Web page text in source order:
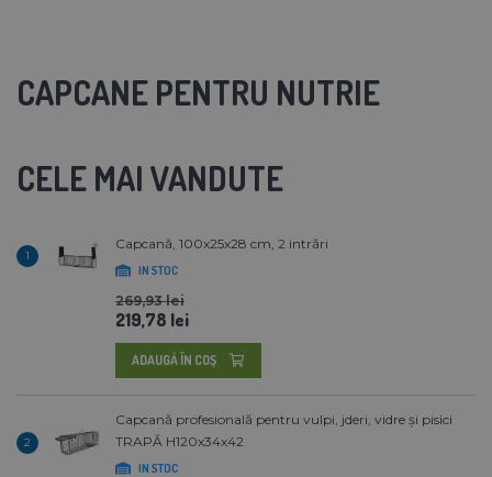
CAPCANE PENTRU NUTRIE
CELE MAI VANDUTE
1
Capcană, 100x25x28 cm, 2 intrări
IN STOC
269,93 lei
219,78 lei
ADAUGĂ ÎN COŞ
2
Capcană profesională pentru vulpi, jderi, vidre și pisici
TRAPĂ H120x34x42
IN STOC